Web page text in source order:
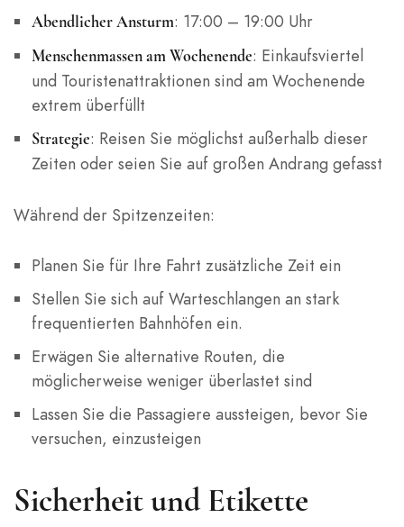
Abendlicher Ansturm: 17:00 – 19:00 Uhr
Menschenmassen am Wochenende: Einkaufsviertel
und Touristenattraktionen sind am Wochenende
extrem überfüllt
Strategie: Reisen Sie möglichst außerhalb dieser
Zeiten oder seien Sie auf großen Andrang gefasst
Während der Spitzenzeiten:
Planen Sie für Ihre Fahrt zusätzliche Zeit ein
Stellen Sie sich auf Warteschlangen an stark
frequentierten Bahnhöfen ein.
Erwägen Sie alternative Routen, die
möglicherweise weniger überlastet sind
Lassen Sie die Passagiere aussteigen, bevor Sie
versuchen, einzusteigen
Sicherheit und Etikette